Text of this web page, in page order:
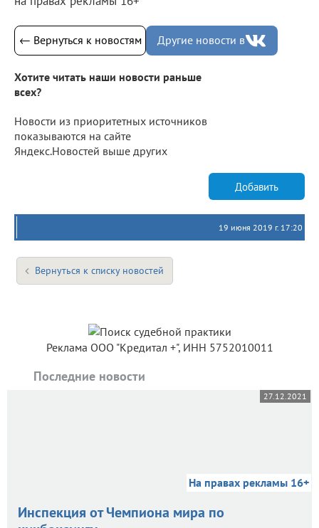
← Вернуться к новостям Другие новости в
Хотите читать наши новости раньше
всех?
Новости из приоритетных источников
показываются на сайте
Яндекс.Новостей выше других
Добавить
19 июня 2019 г. 17:20
Вернуться к списку новостей
Реклама ООО "Кредитал +", ИНН 5752010011
Последние новости
27.12.2021
На правах рекламы 16+
Инспекция от Чемпиона мира по